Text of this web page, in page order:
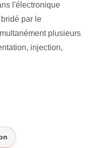
l'électronique
par le
plusieurs
injection,